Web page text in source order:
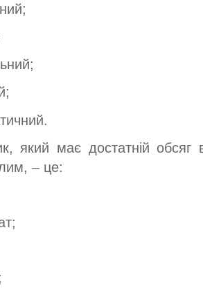
який має достатній
– це: